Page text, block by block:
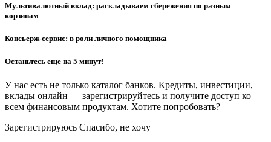
Мультивалютный вклад: раскладываем сбережения по разным
корзинам
Консьерж-сервис: в роли личного помощника
Останьтесь еще на 5 минут!
У нас есть не только каталог банков. Кредиты, инвестиции,
вклады онлайн — зарегистрируйтесь и получите доступ ко
всем финансовым продуктам. Хотите попробовать?
Зарегистрируюсь Спасибо, не хочу